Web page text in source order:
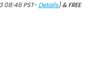
PST- Details)&FREE